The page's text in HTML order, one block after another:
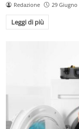
Redazione 29 Giugno
Leggi di più